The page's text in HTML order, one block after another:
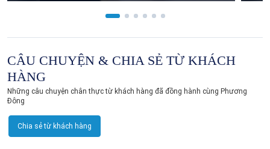
CÂU CHUYỆN & CHIA SẺ TỪ KHÁCH
HÀNG
Những câu chuyện chân thực từ khách hàng đã đồng hành cùng Phương
Đông
Chia sẻ từ khách hàng